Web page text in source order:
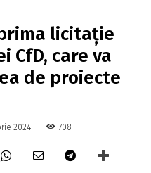
licitaţie
CfD, care va
de proiecte
2024 708